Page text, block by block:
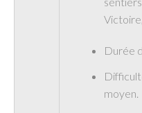
Durée
moyen.